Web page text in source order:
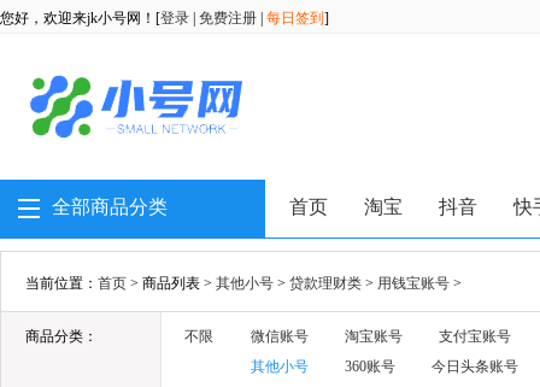
您好，欢迎来jk小号网！[登录 免费注册 每日签到 ]
全部商品分类 首页 淘宝 抖音 快
当前位置： 首页 > 商品列表 > 其他小号 > 贷款理财类 > 用钱宝账号 >
商品分类： 不限 微信账号 淘宝账号
支付宝账号
其他小号
360账号
今日头条账号